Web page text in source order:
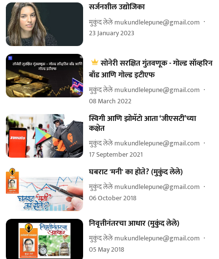
सर्जनशील उद्योजिका
मुकुंद लेले mukundlelepune@gmail.com
23 January 2023
सोनेरी सरक्षित गुंतवणूक - गोल्ड सॉव्हरिन
बाँड आणि गोल्ड इटीएफ
मुकुंद लेले mukundlelepune@gmail.com
08 March 2022
स्विगी आणि झोमॅटो आता ‘जीएसटी’च्या
कक्षेत
मुकुंद लेले mukundlelepune@gmail.com
17 September 2021
घबराट 'मनी' का होते? (मुकुंद लेले)
मुकुंद लेले mukundlelepune@gmail.com
06 October 2018
निवृत्तीनंतरचा आधार (मुकुंद लेले)
मुकुंद लेले mukundlelepune@gmail.com
05 May 2018